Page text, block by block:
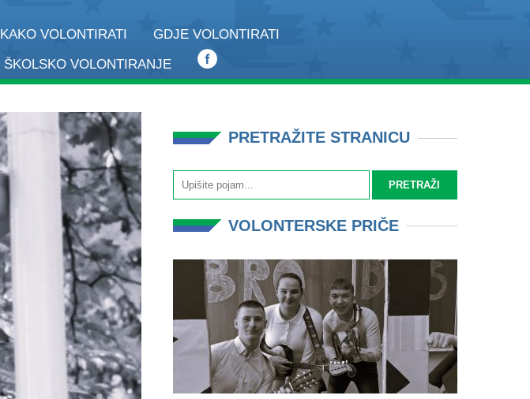
KAKO VOLONTIRATI
GDJE VOLONTIRATI
ŠKOLSKO VOLONTIRANJE
PRETRAŽITE STRANICU
VOLONTERSKE PRIČE